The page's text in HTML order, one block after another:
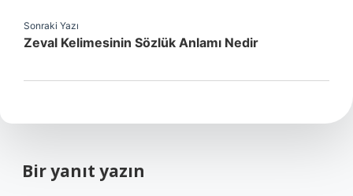
Sonraki Yazı
Zeval Kelimesinin Sözlük Anlamı Nedir
Bir yanıt yazın